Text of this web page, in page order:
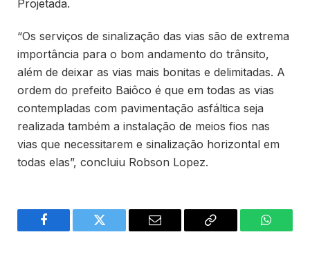
Projetada.
“Os serviços de sinalização das vias são de extrema
importância para o bom andamento do trânsito,
além de deixar as vias mais bonitas e delimitadas. A
ordem do prefeito Baiôco é que em todas as vias
contempladas com pavimentação asfáltica seja
realizada também a instalação de meios fios nas
vias que necessitarem e sinalização horizontal em
todas elas”, concluiu Robson Lopez.
Facebook Twitter Email
Copy